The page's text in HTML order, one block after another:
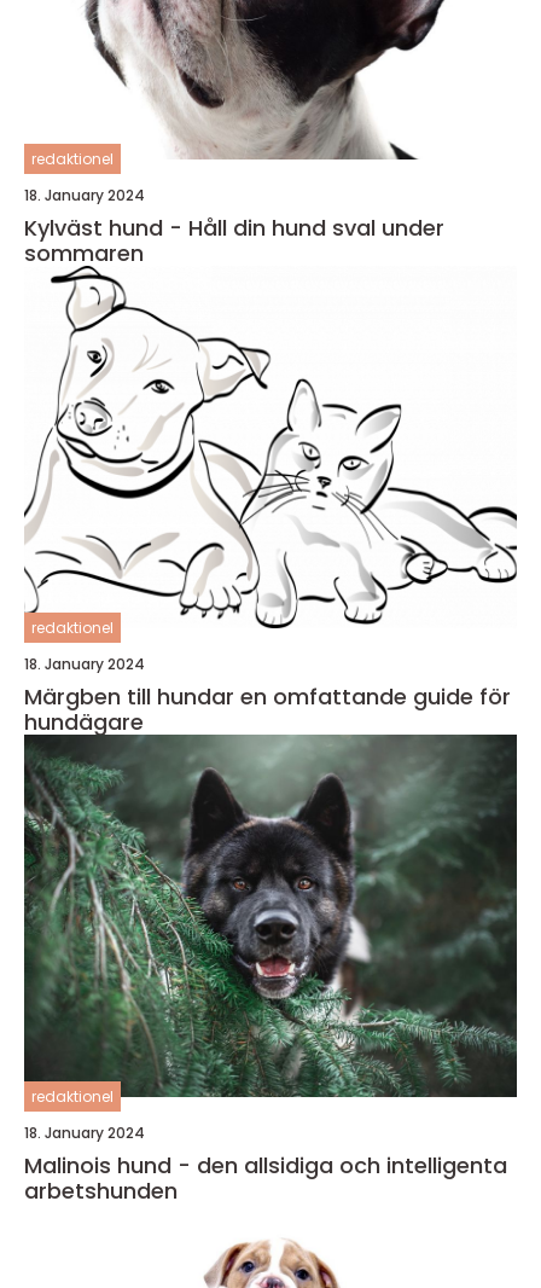
redaktionel
18. January 2024
Kylväst hund - Håll din hund sval under
sommaren
redaktionel
18. January 2024
Märgben till hundar en omfattande guide för
hundägare
redaktionel
18. January 2024
Malinois hund - den allsidiga och intelligenta
arbetshunden